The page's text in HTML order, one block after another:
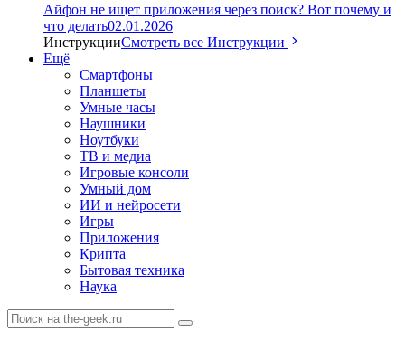
Айфон не ищет приложения через поиск? Вот почему и
что делать02.01.2026
ИнструкцииСмотреть все Инструкции
Ещё
Смартфоны
Планшеты
Умные часы
Наушники
Ноутбуки
ТВ и медиа
Игровые консоли
Умный дом
ИИ и нейросети
Игры
Приложения
Крипта
Бытовая техника
Наука